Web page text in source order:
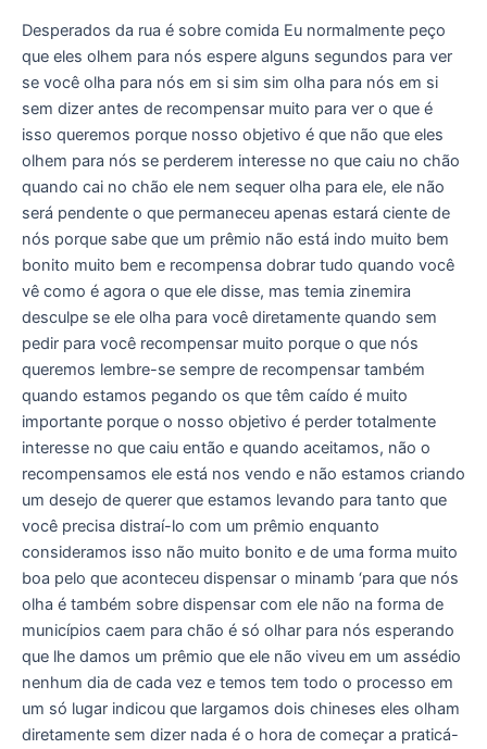
Desperados da rua é sobre comida Eu normalmente peço
que eles olhem para nós espere alguns segundos para ver
se você olha para nós em si sim sim olha para nós em si
sem dizer antes de recompensar muito para ver o que é
isso queremos porque nosso objetivo é que não que eles
olhem para nós se perderem interesse no que caiu no chão
quando cai no chão ele nem sequer olha para ele, ele não
será pendente o que permaneceu apenas estará ciente de
nós porque sabe que um prêmio não está indo muito bem
bonito muito bem e recompensa dobrar tudo quando você
vê como é agora o que ele disse, mas temia zinemira
desculpe se ele olha para você diretamente quando sem
pedir para você recompensar muito porque o que nós
queremos lembre-se sempre de recompensar também
quando estamos pegando os que têm caído é muito
importante porque o nosso objetivo é perder totalmente
interesse no que caiu então e quando aceitamos, não o
recompensamos ele está nos vendo e não estamos criando
um desejo de querer que estamos levando para tanto que
você precisa distraí-lo com um prêmio enquanto
consideramos isso não muito bonito e de uma forma muito
boa pelo que aconteceu dispensar o minamb ‘para que nós
olha é também sobre dispensar com ele não na forma de
municípios caem para chão é só olhar para nós esperando
que lhe damos um prêmio que ele não viveu em um assédio
nenhum dia de cada vez e temos tem todo o processo em
um só lugar indicou que largamos dois chineses eles olham
diretamente sem dizer nada é o hora de começar a praticá-